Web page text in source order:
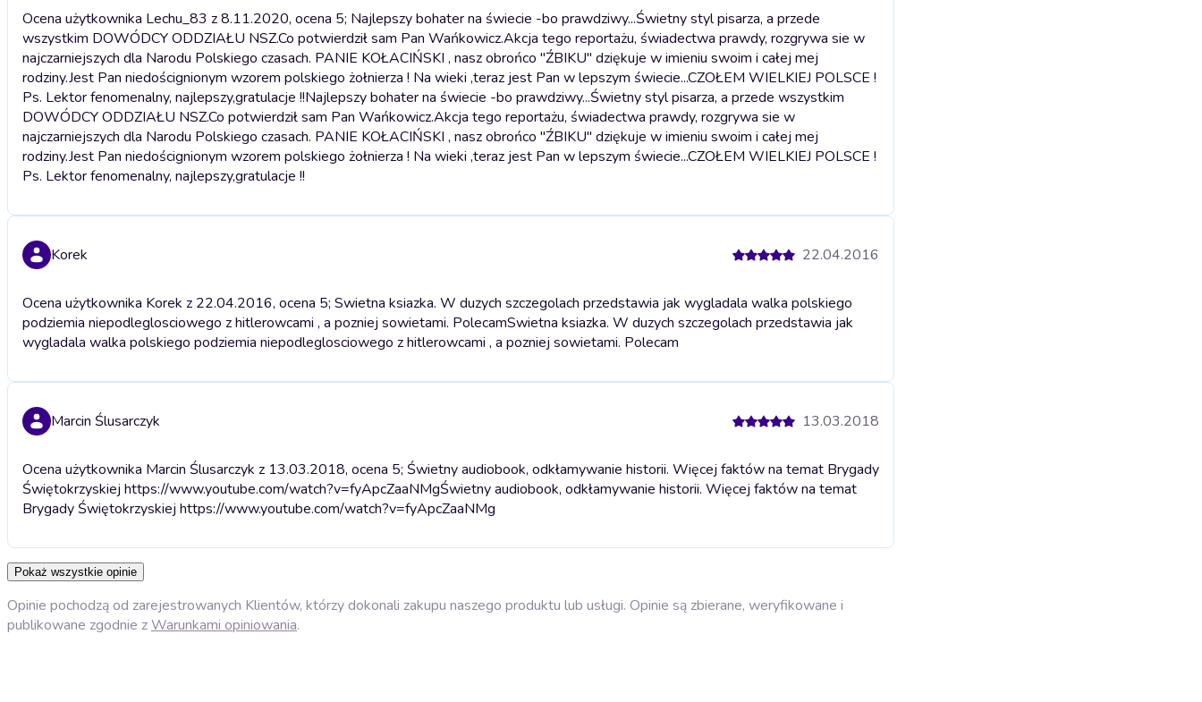
Ocena użytkownika Lechu_83 z 8.11.2020, ocena 5; Najlepszy bohater na świecie -bo prawdziwy...Świetny styl pisarza, a przede
wszystkim DOWÓDCY ODDZIAŁU NSZ.Co potwierdził sam Pan Wańkowicz.Akcja tego reportażu, świadectwa prawdy, rozgrywa sie w
najczarniejszych dla Narodu Polskiego czasach. PANIE KOŁACIŃSKI , nasz obrońco "ŹBIKU" dziękuje w imieniu swoim i całej mej
rodziny.Jest Pan niedoścignionym wzorem polskiego żołnierza ! Na wieki ,teraz jest Pan w lepszym świecie...CZOŁEM WIELKIEJ POLSCE !
Ps. Lektor fenomenalny, najlepszy,gratulacje !!Najlepszy bohater na świecie -bo prawdziwy...Świetny styl pisarza, a przede wszystkim
DOWÓDCY ODDZIAŁU NSZ.Co potwierdził sam Pan Wańkowicz.Akcja tego reportażu, świadectwa prawdy, rozgrywa sie w
najczarniejszych dla Narodu Polskiego czasach. PANIE KOŁACIŃSKI , nasz obrońco "ŹBIKU" dziękuje w imieniu swoim i całej mej
rodziny.Jest Pan niedoścignionym wzorem polskiego żołnierza ! Na wieki ,teraz jest Pan w lepszym świecie...CZOŁEM WIELKIEJ POLSCE !
Ps. Lektor fenomenalny, najlepszy,gratulacje !!
Korek 22.04.2016
Ocena użytkownika Korek z 22.04.2016, ocena 5; Swietna ksiazka. W duzych szczegolach przedstawia jak wygladala walka polskiego
podziemia niepodleglosciowego z hitlerowcami , a pozniej sowietami. PolecamSwietna ksiazka. W duzych szczegolach przedstawia jak
wygladala walka polskiego podziemia niepodleglosciowego z hitlerowcami , a pozniej sowietami. Polecam
Marcin Ślusarczyk 13.03.2018
Ocena użytkownika Marcin Ślusarczyk z 13.03.2018, ocena 5; Świetny audiobook, odkłamywanie historii. Więcej faktów na temat Brygady
Świętokrzyskiej https://www.youtube.com/watch?v=fyApcZaaNMgŚwietny audiobook, odkłamywanie historii. Więcej faktów na temat
Brygady Świętokrzyskiej https://www.youtube.com/watch?v=fyApcZaaNMg
Pokaż wszystkie opinie
Opinie pochodzą od zarejestrowanych Klientów, którzy dokonali zakupu naszego produktu lub usługi. Opinie są zbierane, weryfikowane i
publikowane zgodnie zWarunkami opiniowania.